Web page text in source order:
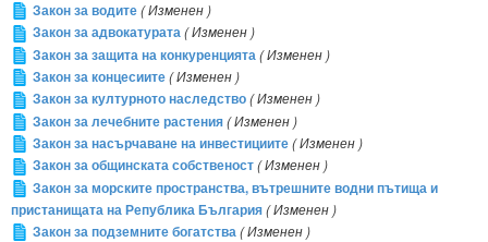
Закон за водите( Изменен )
Закон за адвокатурата( Изменен )
Закон за защита на конкуренцията( Изменен )
Закон за концесиите( Изменен )
Закон за културното наследство( Изменен )
Закон за лечебните растения( Изменен )
Закон за насърчаване на инвестициите( Изменен )
Закон за общинската собственост( Изменен )
Закон за морските пространства, вътрешните водни пътища и
пристанищата на Република България( Изменен )
Закон за подземните богатства( Изменен )